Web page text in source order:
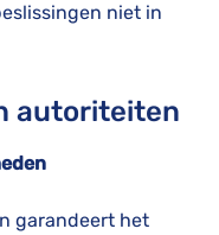
niet in
autoriteiten
garandeert het